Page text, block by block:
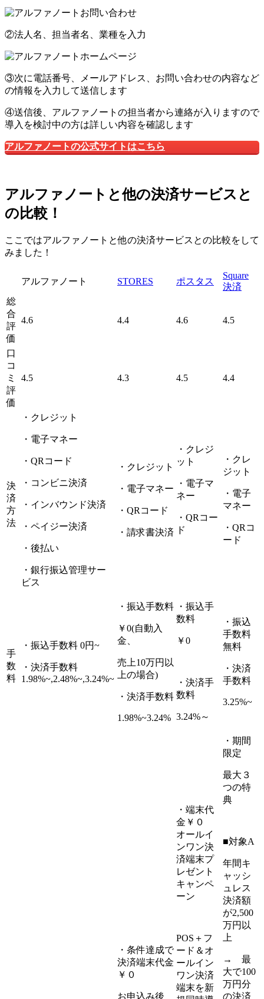
②法人名、担当者名、業種を入力
③次に電話番号、メールアドレス、お問い合わせの内容など
の情報を入力して送信します
④送信後、アルファノートの担当者から連絡が入りますので
導入を検討中の方は詳しい内容を確認します
アルファノートの公式サイトはこちら
アルファノートと他の決済サービスと
の比較！
ここではアルファノートと他の決済サービスとの比較をして
みました！
アルファノート STORES ポスタス
Square
決済
総
合
評
価
4.6 4.4 4.6 4.5
口
コ
ミ
評
価
4.5 4.3 4.5 4.4
決
済
方
法
・クレジット
・電子マネー
・QRコード
・コンビニ決済
・インバウンド決済
・ペイジー決済
・後払い
・銀行振込管理サー
ビス
・クレジット
・電子マネー
・QRコード
・請求書決済
・クレジ
ット
・電子マ
ネー
・QRコー
ド
・クレ
ジット
・電子
マネー
・QRコ
ード
手
数
料
・振込手数料 0円~
・決済手数料
1.98%~,2.48%~,3.24%~
・振込手数料
￥0(自動入
金、
売上10万円以
上の場合)
・決済手数料
1.98%~3.24%
・振込手
数料
￥0
・決済手
数料
3.24%～
・振込
手数料
無料
・決済
手数料
3.25%~
・条件達成で
決済端末代金
￥０
お申込み後
・端末代
金￥０
オールイ
ンワン決
済端末プ
レゼント
キャンペ
ーン
POS＋フ
ード＆オ
ールイン
ワン決済
端末を新
・期間
限定
最大３
つの特
典
■対象A
年間キ
ャッシ
ュレス
決済額
が2,500
万円以
上
→ 最
大で100
万円分
の決済